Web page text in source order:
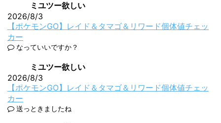
ミユツー欲しい
2026/8/3
【ポケモンGO】レイド＆タマゴ＆リワード個体値チェッ
カー
なっていいですか？
ミユツー欲しい
2026/8/3
【ポケモンGO】レイド＆タマゴ＆リワード個体値チェッ
カー
送っときましたね